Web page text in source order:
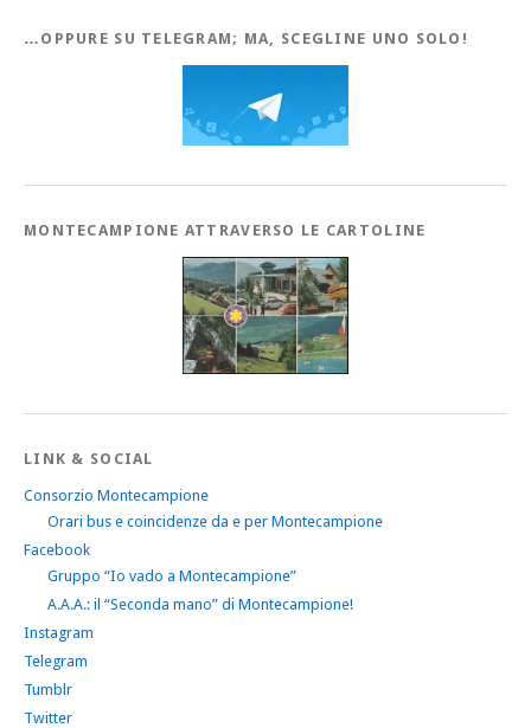
…OPPURE SU TELEGRAM; MA, SCEGLINE UNO SOLO!
MONTECAMPIONE ATTRAVERSO LE CARTOLINE
LINK & SOCIAL
Consorzio Montecampione
Orari bus e coincidenze da e per Montecampione
Facebook
Gruppo “Io vado a Montecampione”
A.A.A.: il “Seconda mano” di Montecampione!
Instagram
Telegram
Tumblr
Twitter